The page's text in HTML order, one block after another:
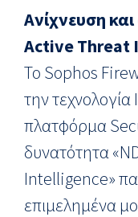
Ανίχνευσηκαι
Active Threat
Το Sophos
την
πλατφόρμα
δυνατότητα
Intelligence»
επιμελημένα